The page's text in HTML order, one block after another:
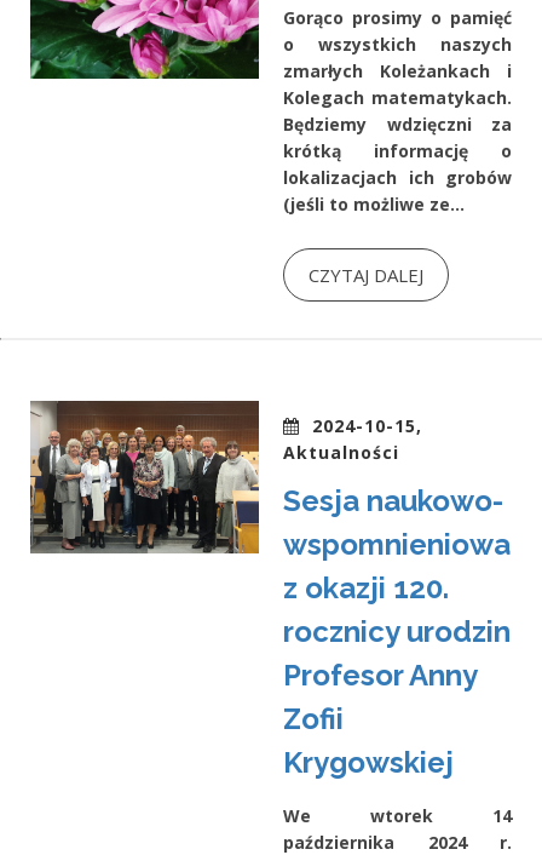
Gorąco prosimy o pamięć
o wszystkich naszych
zmarłych Koleżankach i
Kolegach matematykach.
Będziemy wdzięczni za
krótką informację o
lokalizacjach ich grobów
(jeśli to możliwe ze...
CZYTAJ DALEJ
2024-10-15,
Aktualności
Sesja naukowo-
wspomnieniowa
z okazji 120.
rocznicy urodzin
Profesor Anny
Zofii
Krygowskiej
We wtorek 14
października 2024 r.